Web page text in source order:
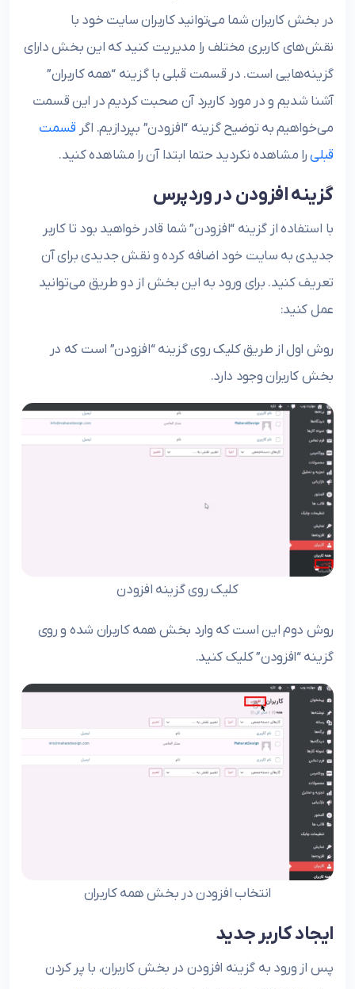
در بخش کاربران شما می‌توانید کاربران سایت خود با
نقش‌های کاربری مختلف را مدیریت کنید که این بخش دارای
گزینه‌هایی است. در قسمت قبلی با گزینه “همه کاربران”
آشنا شدیم و در مورد کاربرد آن صحبت کردیم در این قسمت
می‌خواهیم به توضیح گزینه “افزودن” بپردازیم. اگر قسمت
قبلیرا مشاهده نکردید حتما ابتدا آن را مشاهده کنید.
گزینه افزودن در وردپرس
با استفاده از گزینه “افزودن” شما قادر خواهید بود تا کاربر
جدیدی به سایت خود اضافه کرده و نقش جدیدی برای آن
تعریف کنید. برای ورود به این بخش از دو طریق می‌توانید
عمل کنید:
روش اول از طریق کلیک روی گزینه “افزودن” است که در
بخش کاربران وجود دارد.
کلیک روی گزینه افزودن
روش دوم این است که وارد بخش همه کاربران شده و روی
گزینه “افزودن” کلیک کنید.
انتخاب افزودن در بخش همه کاربران
ایجاد کاربر جدید
پس از ورود به گزینه افزودن در بخش کاربران، با پر کردن